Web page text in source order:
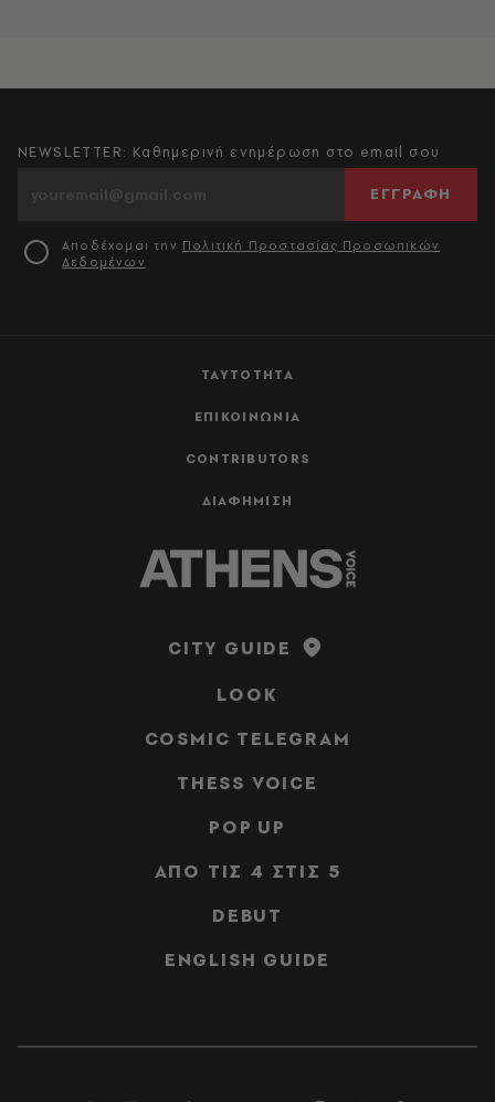
ΤΑΥΤΟΤΗΤΑ
ΕΠΙΚΟΙΝΩΝΙΑ
CONTRIBUTORS
ΔΙΑΦΗΜΙΣΗ
NEWSLETTER: Καθημερινή ενημέρωση στο email σου
ΕΓΓΡΑΦΗ
Αποδέχομαι την Πολιτική Προστασίας Προσωπικών
Δεδομένων
CITY GUIDE
LOOK
COSMIC TELEGRAM
THESS VOICE
POP UP
ΑΠΟ ΤΙΣ 4 ΣΤΙΣ 5
DEBUT
ENGLISH GUIDE